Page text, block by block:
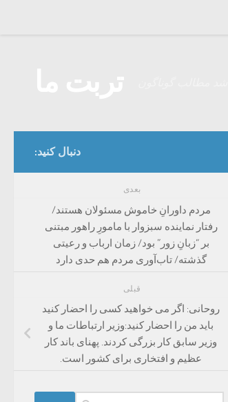
دنبال کنید:
بعدی
مردم داورانِ خاموش مسئولان هستند/
رفتار نماینده سبزوار با مامورِ راهور مبتنی
بر “زبانِ زور” بود/ زمان ارباب و رعیتی
گذشته/ تاب‌آوری مردم هم حدی دارد
قبلی
روحانی: اگر می خواهید کسی را احضار کنید
باید من را احضار کنید:وزیر ارتباطات ما و
وزیر سابق کار بزرگی کردند. پهنای باند کار
عظیم و افتخاری برای کشور است.